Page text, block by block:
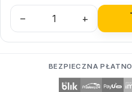
– +
BEZPIECZNA